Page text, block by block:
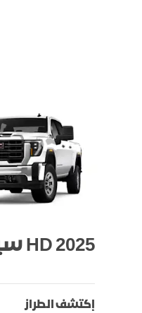
2025 HD سييرا
إكتشف الطراز